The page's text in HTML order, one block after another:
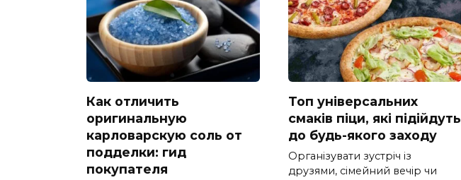
Как отличить
оригинальную
карловарскую соль от
подделки: гид
покупателя
Топ універсальних
смаків піци, які підійдуть
до будь-якого заходу
Організувати зустріч із
друзями, сімейний вечір чи